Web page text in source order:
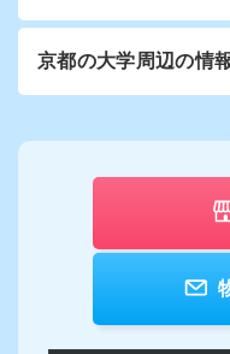
京都の大学周辺の情